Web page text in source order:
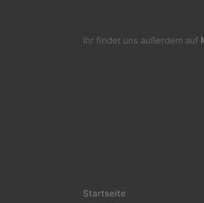
Ihr findet uns außerdem auf
Startseite